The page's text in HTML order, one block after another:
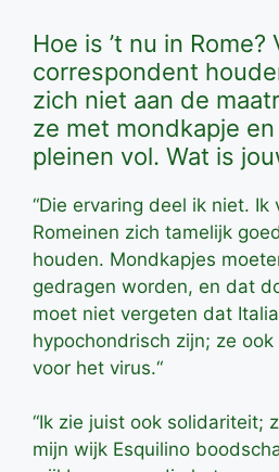
Hoe is ’t nu in
correspondent
zich niet aan de
ze met mondkapje
pleinen vol. Wat is
“Die ervaring deel ik niet.
Romeinen zich tamelijk
houden. Mondkapjes
gedragen worden, en dat
moet niet vergeten dat
hypochondrisch zijn; ze
voor het virus.“
“Ik zie juist ook solidariteit;
mijn wijk Esquilino